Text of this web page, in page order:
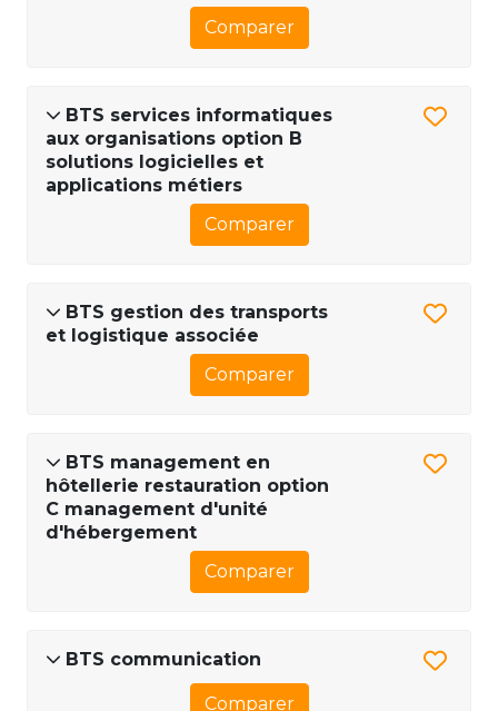
Comparer
BTS services informatiques
aux organisations option B
solutions logicielles et
applications métiers
Comparer
BTS gestion des transports
et logistique associée
Comparer
BTS management en
hôtellerie restauration option
C management d'unité
d'hébergement
Comparer
BTS communication
Comparer